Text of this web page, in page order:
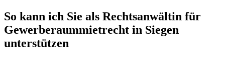
So kann ich Sie als Rechtsanwältin für
Gewerberaummietrecht in Siegen
unterstützen